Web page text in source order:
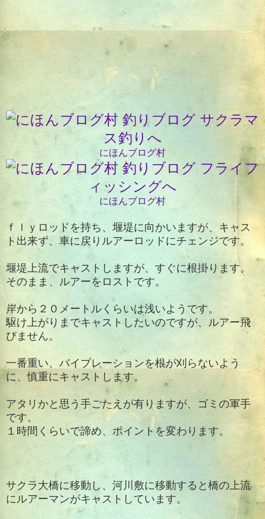
にほんブログ村
にほんブログ村
ｆｌｙロッドを持ち、堰堤に向かいますが、キャス
ト出来ず、 車に戻りルアーロッドにチェンジです。
堰堤上流でキャストしますが、すぐに根掛ります。
そのまま、ルアーをロストです。
岸から２０メートルくらいは浅いようです。
駆け上がりまでキャストしたいのですが、ルアー飛
びません。
一番重い、バイブレーションを根が刈らないよう
に、慎重にキャストします。
アタリかと思う手ごたえが有りますが、ゴミの軍手
です。
１時間くらいで諦め、ポイントを変わります。
サクラ大橋に移動し、河川敷に移動すると橋の上流
にルアーマンがキャストしています。